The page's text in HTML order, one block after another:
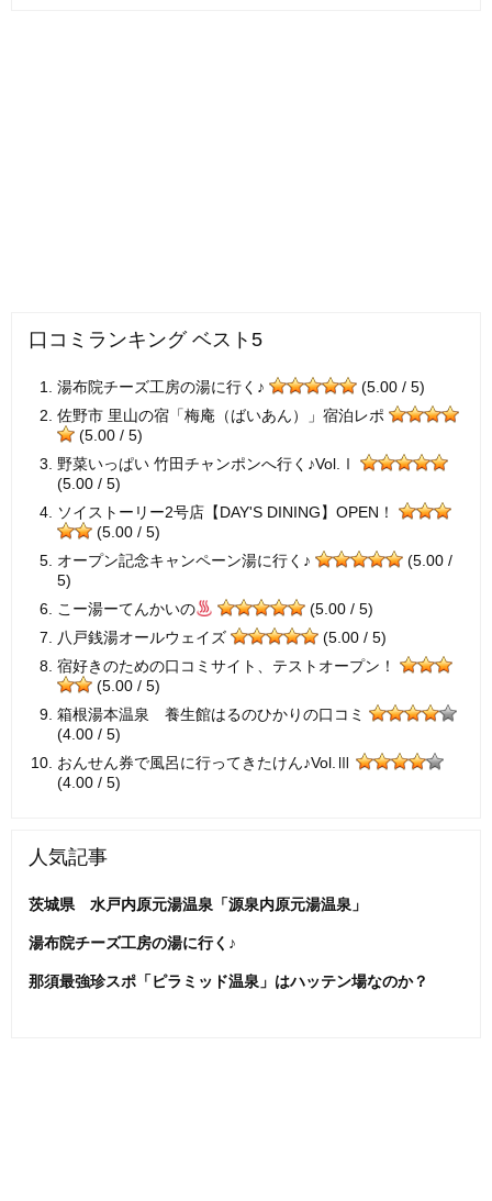
口コミランキング ベスト5
湯布院チーズ工房の湯に行く♪
(5.00 / 5)
佐野市 里山の宿「梅庵（ばいあん）」宿泊レポ
(5.00 / 5)
野菜いっぱい 竹田チャンポンへ行く♪Vol.Ⅰ
(5.00 / 5)
ソイストーリー2号店【DAY'S DINING】OPEN！
(5.00 / 5)
オープン記念キャンペーン湯に行く♪
(5.00 /
5)
こー湯ーてんかいの
(5.00 / 5)
八戸銭湯オールウェイズ
(5.00 / 5)
宿好きのための口コミサイト、テストオープン！
(5.00 / 5)
箱根湯本温泉 養生館はるのひかりの口コミ
(4.00 / 5)
おんせん券で風呂に行ってきたけん♪Vol.Ⅲ
(4.00 / 5)
人気記事
茨城県 水戸内原元湯温泉「源泉内原元湯温泉」
湯布院チーズ工房の湯に行く♪
那須最強珍スポ「ピラミッド温泉」はハッテン場なのか？